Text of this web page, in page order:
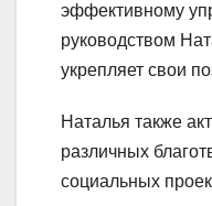
эффективному
руководством
укрепляет свои
Наталья также
различных
социальных